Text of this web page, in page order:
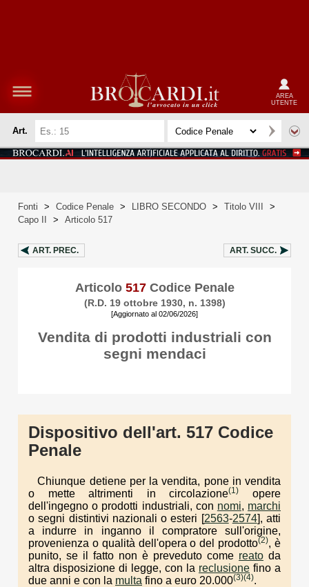
AREA
UTENTE
Art.
Fonti > Codice Penale > LIBRO SECONDO > Titolo VIII
>
Capo II
> Articolo 517
ART. PREC. ART. SUCC.
Articolo 517Codice Penale
(R.D. 19 ottobre 1930, n. 1398)
[Aggiornato al 02/06/2026]
Vendita di prodotti industriali con
segni mendaci
Dispositivo dell'art. 517 Codice
Penale
Chiunque detiene per la vendita, pone in vendita
o mette altrimenti in circolazione(1)
opere
dell'ingegno o prodotti industriali, con nomi, marchi
o segni distintivi nazionali o esteri [2563-2574], atti
a indurre in inganno il compratore sull'origine,
provenienza o qualità dell'opera o del prodotto(2), è
punito, se il fatto non è preveduto come reato da
altra disposizione di legge, con la reclusione fino a
due anni e con la multa fino a euro 20.000(3)(4).